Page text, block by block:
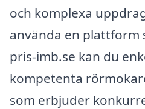
och komplexa
använda en plattform
pris-imb.se kan du
kompetenta
som erbjuder